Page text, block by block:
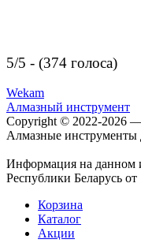
5/5 - (374 голоса)
Wekam
Алмазный инструмент
Copyright © 2022-2026
Алмазные инструменты
Информация на данном
Республики Беларусь
Корзина
Каталог
Акции